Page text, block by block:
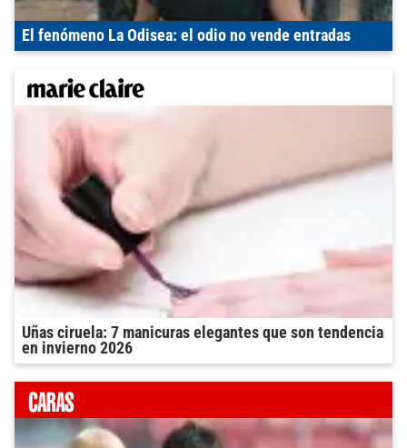
El fenómeno La Odisea: el odio no vende entradas
Uñas ciruela: 7 manicuras elegantes que son tendencia
en invierno 2026